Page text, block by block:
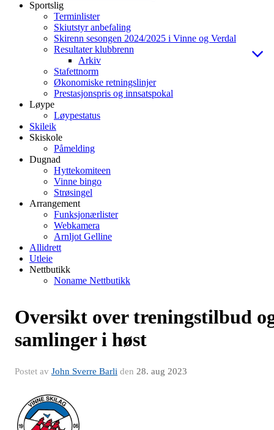
Sportslig
Terminlister
Skiutstyr anbefaling
Skirenn sesongen 2024/2025 i Vinne og Verdal
Resultater klubbrenn
Arkiv
Stafettnorm
Økonomiske retningslinjer
Prestasjonspris og innsatspokal
Løype
Løypestatus
Skileik
Skiskole
Påmelding
Dugnad
Hyttekomiteen
Vinne bingo
Strøsingel
Arrangement
Funksjonærlister
Webkamera
Arnljot Gelline
Allidrett
Utleie
Nettbutikk
Noname Nettbutikk
Oversikt over treningstilbud
samlinger i høst
Postet av John Sverre Barli den 28. aug 2023